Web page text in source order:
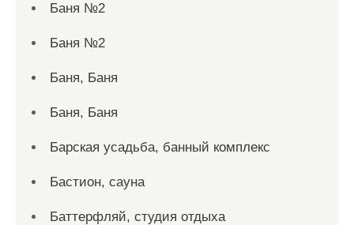
Баня №2
Баня №2
Баня, Баня
Баня, Баня
Барская усадьба, банный комплекс
Бастион, сауна
Баттерфляй, студия отдыха